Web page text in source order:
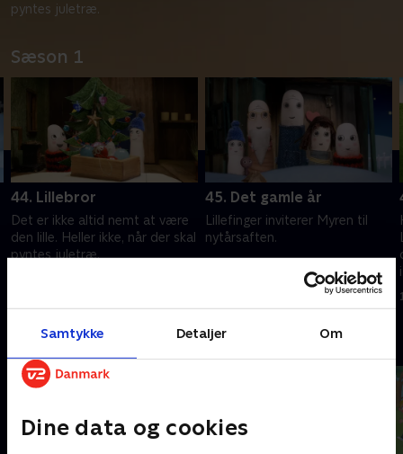
Samtykke Detaljer Om
Dine data og cookies
pyntes juletræ.
Sæson 1
44. Lillebror
Det er ikke altid nemt at være
den lille. Heller ikke, når der skal
pyntes juletræ.
45. Det gamle år
Lillefinger inviterer Myren til
nytårsaften.
1. december 2020 • 5 min
Andre så også